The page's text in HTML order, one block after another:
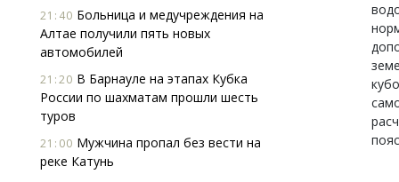
21:40 Больница и медучреждения на
Алтае получили пять новых
автомобилей
21:20 В Барнауле на этапах Кубка
России по шахматам прошли шесть
туров
21:00 Мужчина пропал без вести на
реке Катунь